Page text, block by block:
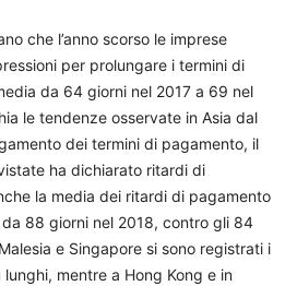
che l’anno scorso le imprese
per prolungare i termini di
da 64 giorni nel 2017 a 69 nel
le tendenze osservate in Asia dal
dei termini di pagamento, il
ha dichiarato ritardi di
la media dei ritardi di pagamento
88 giorni nel 2018, contro gli 84
e Singapore si sono registrati i
mentre a Hong Kong e in